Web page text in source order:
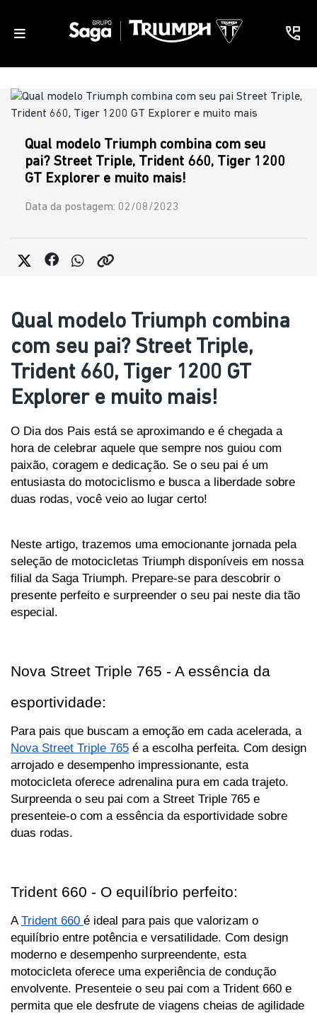
Qual modelo Triumph combina com seu
pai? Street Triple, Trident 660, Tiger 1200
GT Explorer e muito mais!
Data da postagem: 02/08/2023
Qual modelo Triumph combina
com seu pai? Street Triple,
Trident 660, Tiger 1200 GT
Explorer e muito mais!
O Dia dos Pais está se aproximando e é chegada a
hora de celebrar aquele que sempre nos guiou com
paixão, coragem e dedicação. Se o seu pai é um
entusiasta do motociclismo e busca a liberdade sobre
duas rodas, você veio ao lugar certo!
Neste artigo, trazemos uma emocionante jornada pela
seleção de motocicletas Triumph disponíveis em nossa
filial da Saga Triumph. Prepare-se para descobrir o
presente perfeito e surpreender o seu pai neste dia tão
especial.
Nova Street Triple 765 - A essência da
esportividade:
Para pais que buscam a emoção em cada acelerada, a
Nova Street Triple 765 é a escolha perfeita. Com design
arrojado e desempenho impressionante, esta
motocicleta oferece adrenalina pura em cada trajeto.
Surpreenda o seu pai com a Street Triple 765 e
presenteie-o com a essência da esportividade sobre
duas rodas.
Trident 660 - O equilíbrio perfeito:
A Trident 660 é ideal para pais que valorizam o
equilíbrio entre potência e versatilidade. Com design
moderno e desempenho surpreendente, esta
motocicleta oferece uma experiência de condução
envolvente. Presenteie o seu pai com a Trident 660 e
permita que ele desfrute de viagens cheias de agilidade